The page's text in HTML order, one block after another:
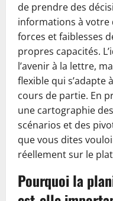
de prendre des
informations à votre
forces et faiblesses
propres capacités.
l’avenir à la lettre,
flexible qui s’adapte
cours de partie. En
une cartographie
scénarios et des
que vous dites
réellement sur le
Pourquoi la